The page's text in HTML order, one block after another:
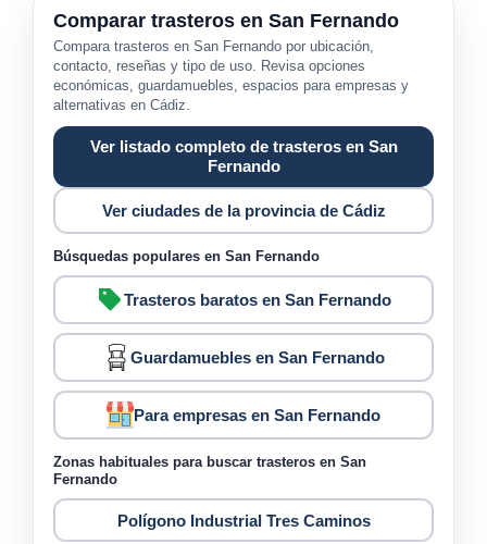
Comparar trasteros en San Fernando
Compara trasteros en San Fernando por ubicación,
contacto, reseñas y tipo de uso. Revisa opciones
económicas, guardamuebles, espacios para empresas y
alternativas en Cádiz.
Ver listado completo de trasteros en San
Fernando
Ver ciudades de la provincia de Cádiz
Búsquedas populares en San Fernando
Trasteros baratos en San Fernando
Guardamuebles en San Fernando
Para empresas en San Fernando
Zonas habituales para buscar trasteros en San
Fernando
Polígono Industrial Tres Caminos